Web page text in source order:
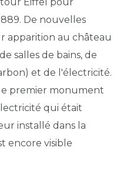
De nouvelles
apparition au château
salles de bains, de
et de l'électricité.
premier monument
qui était
installé dans la
encore visible